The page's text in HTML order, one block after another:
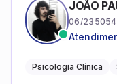
JOÃO
06/235054
Psicologia Clínica